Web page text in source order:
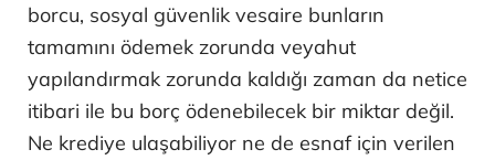
borcu, sosyal güvenlik vesaire bunların
tamamını ödemek zorunda veyahut
yapılandırmak zorunda kaldığı zaman da netice
itibari ile bu borç ödenebilecek bir miktar değil.
Ne krediye ulaşabiliyor ne de esnaf için verilen